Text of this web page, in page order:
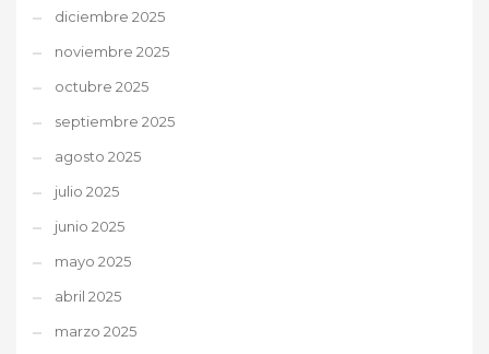
diciembre 2025
noviembre 2025
octubre 2025
septiembre 2025
agosto 2025
julio 2025
junio 2025
mayo 2025
abril 2025
marzo 2025